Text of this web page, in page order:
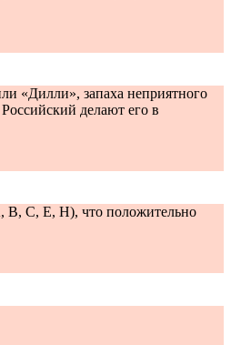
«Дилли», запаха неприятного
делают его в
B, C, E, H), что положительно